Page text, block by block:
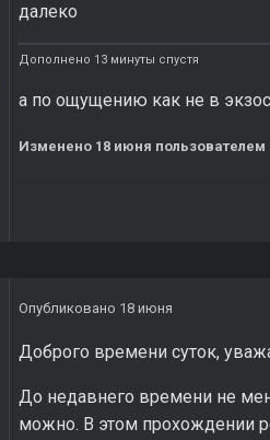
далеко
Дополнено 13 минуты спустя
а по ощущению как не в
Изменено 18 июня пользователем
Опубликовано 18 июня
Доброго времени суток,
До недавнего времени не
можно. В этом прохождении